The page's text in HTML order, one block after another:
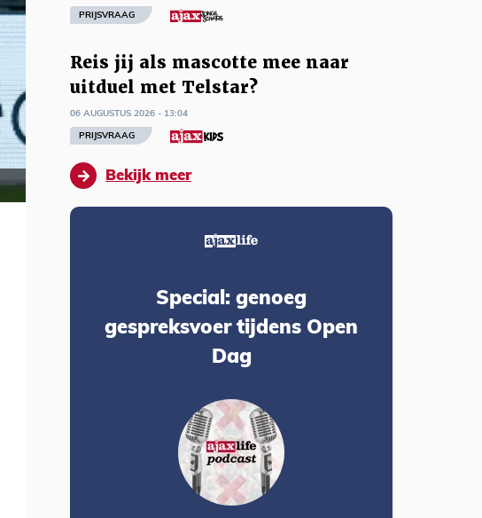
PRIJSVRAAG
Reis jij als mascotte mee naar
uitduel met Telstar?
06 AUGUSTUS 2026 - 13:04
PRIJSVRAAG
Bekijk meer
Special: genoeg
gespreksvoer tijdens Open
Dag